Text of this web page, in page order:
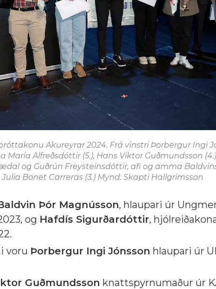
Akureyrar 2024. Frá vinstri Þorbergur Ingi
María Alfreðsdóttir (5.), Hans Viktor Guðmundsson
og Guðrún Freysteinsdóttir, afi og amma
Bonet Carreras (3.) Mynd: Skapti Hallgrímsson
Þór Magnússon, hlaupari úr
og Hafdís Sigurðardóttir,
voru Þorbergur Ingi Jónsson hlaupari úr
Guðmundsson knattspyrnumaður úr